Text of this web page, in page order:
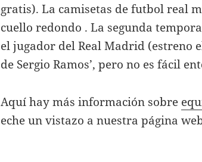
gratis). La camisetas de futbol real
cuello redondo . La segunda
el jugador del Real Madrid (estreno
de Sergio Ramos’, pero no es fácil
Aquí hay más información sobre
eche un vistazo a nuestra página